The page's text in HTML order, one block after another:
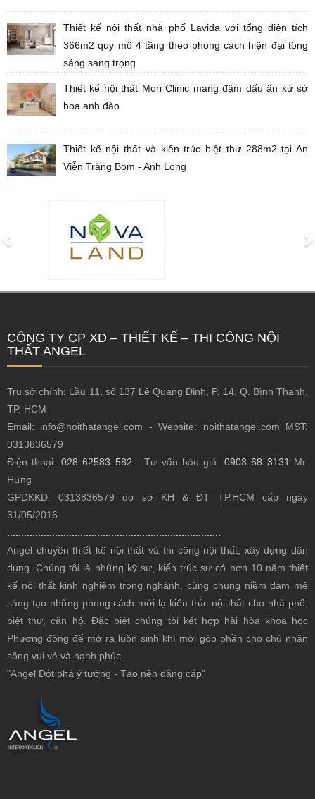
Thiết kế nội thất nhà phố Lavida với tổng diện tích
366m2 quy mô 4 tầng theo phong cách hiện đại tông
sáng sang trọng
Thiết kế nội thất Mori Clinic mang đậm dấu ấn xứ sở
hoa anh đào
Thiết kế nội thất và kiến trúc biệt thư 288m2 tại An
Viễn Trảng Bom - Anh Long
CÔNG TY CP XD – THIẾT KẾ – THI CÔNG NỘI
THẤT ANGEL
Trụ sở chính: Lầu 11, số 137 Lê Quang Định, P. 14, Q. Bình Thạnh,
TP. HCM
Email: info@noithatangel.com - Website: noithatangel.com MST:
0313836579
Điện thoại: 028 62583 582 - Tư vấn báo giá: 0903 68 3131 Mr.
Hưng
GPDKKD: 0313836579 do sở KH & ĐT TP.HCM cấp ngày
31/05/2016
Angel chuyên thiết kế nội thất và thi công nội thất, xây dựng dân
dụng. Chúng tôi là những kỹ sư, kiến trúc sư có hơn 10 năm thiết
kế nội thất kinh nghiệm trong nghành, cùng chung niềm đam mê
sáng tạo những phong cách mới lạ kiến trúc nội thất cho nhà phố,
biệt thự, căn hộ. Đặc biệt chúng tôi kết hợp hài hòa khoa học
Phương đông để mở ra luồn sinh khí mới góp phần cho chủ nhân
sống vui vẻ và hạnh phúc.
"Angel Đột phá ý tưởng - Tạo nên đẳng cấp"